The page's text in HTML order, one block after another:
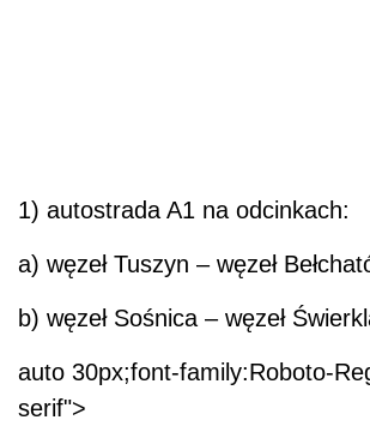
1) autostrada A1 na odcinkach:
a) węzeł Tuszyn – węzeł
b) węzeł Sośnica – węzeł
auto 30px;font-family:Roboto-
serif">